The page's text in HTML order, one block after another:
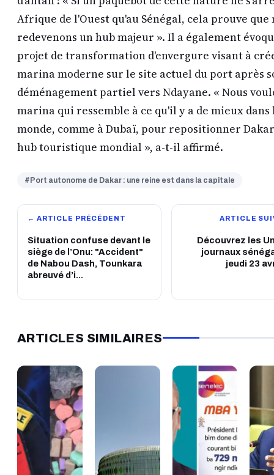
Afrique de l'Ouest qu'au Sénégal, cela prouve que
redevenons un hub majeur ». Il a également
projet de transformation d'envergure visant à
marina moderne sur le site actuel du port après
déménagement partiel vers Ndayane. « Nous
marina qui ressemble à ce qu'il y a de mieux dans
monde, comme à Dubaï, pour repositionner
hub touristique mondial », a-t-il affirmé.
#Port autonome de Dakar : une reine est dans la capitale
← ARTICLE PRÉCÉDENT
Situation confuse devant le
siège de l’Onu: "Accident"
de Nabou Dash, Tounkara
abreuvé d’i...
ARTICLE
Découvrez les
journaux
jeudi 23
ARTICLES SIMILAIRES